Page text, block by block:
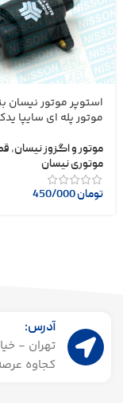
استوپر موتور نیسان
موتور پله ای سایپا
موتور و اگزوز نیسان,
موتوری نیسان
تومان
آدرس:
تهران -
کجاوه